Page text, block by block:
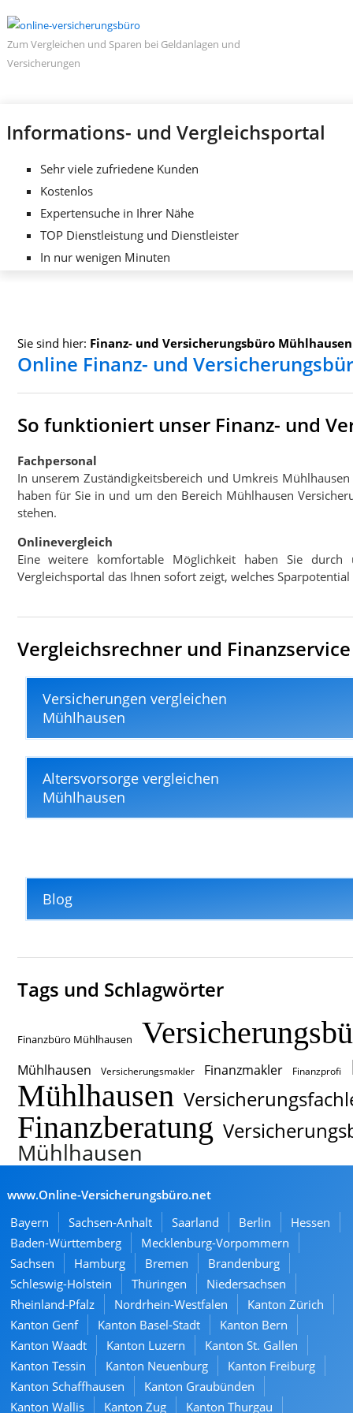
Zum Vergleichen und Sparen bei Geldanlagen und
Versicherungen
Informations- und Vergleichsportal
Sehr viele zufriedene Kunden
Kostenlos
Expertensuche in Ihrer Nähe
TOP Dienstleistung und Dienstleister
In nur wenigen Minuten
Sie sind hier: Finanz- und Versicherungsbüro Mühlhausen
Online Finanz- und
So funktioniert unser Finanz- und
Fachpersonal
In unserem Zuständigkeitsbereich und Umkreis
haben für Sie in und um den Bereich Mühlhausen
stehen.
Onlinevergleich
Eine weitere komfortable Möglichkeit haben Sie
Vergleichsportal das Ihnen sofort zeigt, welches
Vergleichsrechner und
Versicherungen vergleichen
Mühlhausen
Altersvorsorge vergleichen
Mühlhausen
Blog
Tags und Schlagwörter
Finanzbüro Mühlhausen
Mühlhausen Versicherungsmakler Finanzmakler Finanzprofi
Mühlhausen
Finanzberatung
Mühlhausen
www.Online-Versicherungsbüro.net
Bayern
Sachsen-Anhalt Saarland Berlin
Hessen
Baden-Württemberg
Mecklenburg-Vorpommern
Sachsen
Hamburg Bremen
Brandenburg
Schleswig-Holstein
Thüringen
Niedersachsen
Rheinland-Pfalz
Nordrhein-Westfalen
Kanton Zürich
Kanton Genf
Kanton Basel-Stadt
Kanton Bern
Kanton Waadt
Kanton Luzern
Kanton St. Gallen
Kanton Tessin
Kanton Neuenburg
Kanton Freiburg
Kanton Schaffhausen
Kanton Graubünden
Kanton Wallis
Kanton Zug Kanton Thurgau